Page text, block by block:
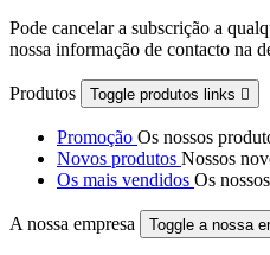
Pode cancelar a subscrição a
nossa informação de contacto na
Produtos Toggle produtos links 
Promoção Os nossos
Novos produtos Nossos
Os mais vendidos Os
A nossa empresa Toggle a nossa